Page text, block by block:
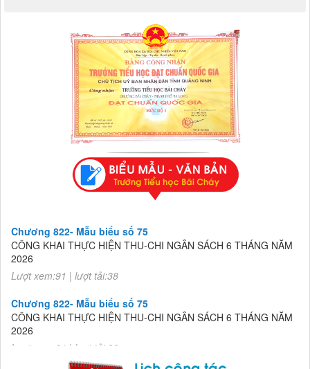
CÔNG KHAI THỰC HIỆN THU-CHI NGÂN SÁCH 6 THÁNG NĂM
2026
Lượt xem:91 | lượt tải:38
CÔNG KHAI THỰC HIỆN THU-CHI NGÂN SÁCH 6 THÁNG NĂM
2026
Lượt xem:91 | lượt tải:38